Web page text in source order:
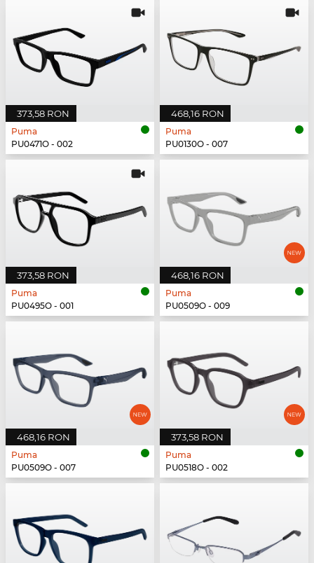
373,58 RON
Puma
PU0471O - 002
468,16 RON
Puma
PU0130O - 007
373,58 RON
Puma
PU0495O - 001
468,16 RON
Puma
PU0509O - 009
468,16 RON
Puma
PU0509O - 007
373,58 RON
Puma
PU0518O - 002